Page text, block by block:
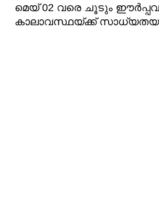
മെയ് 02 വരെ ചൂടും
കാലാവസ്ഥയ്ക്ക്